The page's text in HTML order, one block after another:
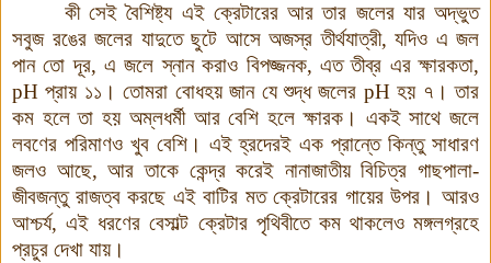
কী সেই বৈশিষ্ট্য এই ক্রেটারের আর তার জলের যার অদ্ভুত
সবুজ রঙের জলের যাদুতে ছুটে আসে অজস্র তীর্থযাত্রী, যদিও এ জল
পান তো দূর, এ জলে স্নান করাও বিপজ্জনক, এত তীব্র এর ক্ষারকতা,
pHপ্রায় ১১ ।তোমরা বোধহয় জান যে শুদ্ধ জলের pHহয় ৭ ।তার
কম হলে তা হয় অম্লধর্মী আর বেশি হলে ক্ষারক। একই সাথে জলে
লবণের পরিমাণও খুব বেশি। এই হ্রদেরই এক প্রান্তে কিন্তু সাধারণ
জলও আছে, আর তাকে কেন্দ্র করেই নানাজাতীয় বিচিত্র গাছপালা-
জীবজন্তু রাজত্ব করছে এই বাটির মত ক্রেটারের গায়ের উপর। আরও
আশ্চর্য, এই ধরণের বেসাল্ট ক্রেটার পৃথিবীতে কম থাকলেও মঙ্গলগ্রহে
প্রচুর দেখা যায়।